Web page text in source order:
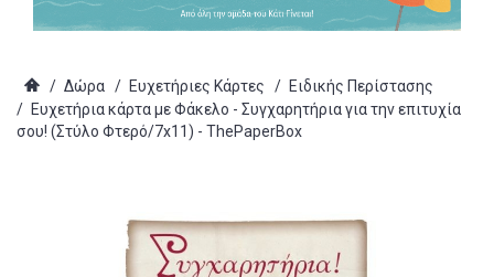
/ Δώρα / Ευχετήριες Κάρτες / Ειδικής Περίστασης
/ Ευχετήρια κάρτα με Φάκελο - Συγχαρητήρια για την επιτυχία
σου! (Στύλο Φτερό/7x11) - ThePaperBox